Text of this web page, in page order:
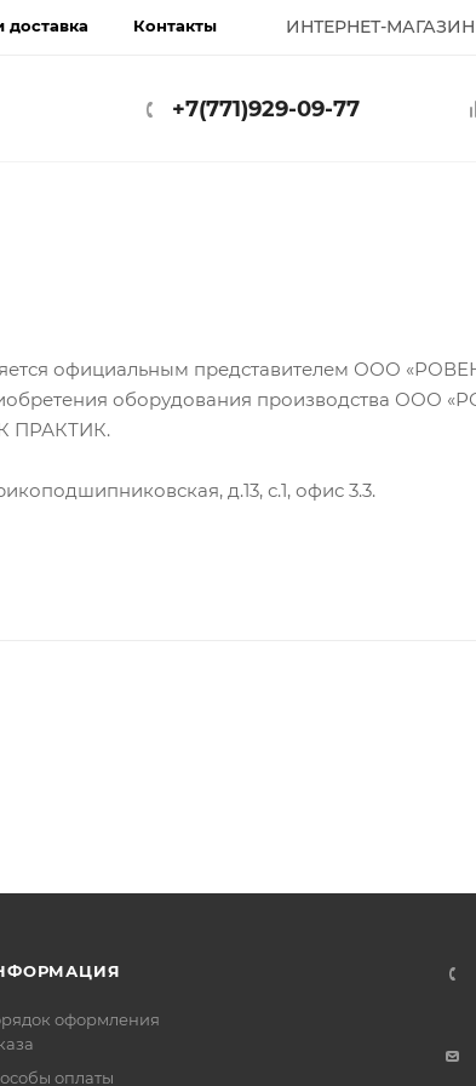
доставка Контакты ИНТЕРНЕТ-
+7(771)929-09-77
официальным представителем ООО
оборудования производства ООО
ПРАКТИК.
д.13, с.1, офис 3.3.
оформления
оплаты